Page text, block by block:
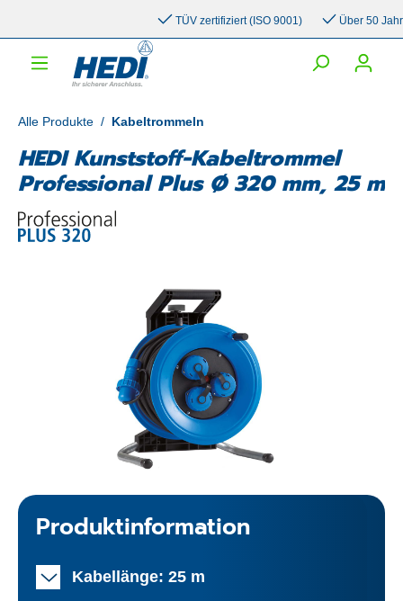
TÜV zertifiziert (ISO 9001) Über 50 Jahre
Alle Produkte / Kabeltrommeln
HEDI Kunststoff-Kabeltrommel
Professional Plus Ø 320 mm, 25 m
Produktinformation
Kabellänge: 25 m